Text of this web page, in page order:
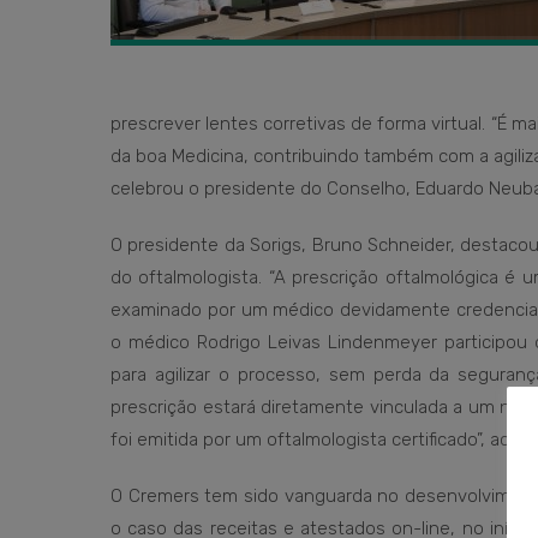
prescrever lentes corretivas de forma virtual. “É
da boa Medicina, contribuindo também com a
celebrou o presidente do Conselho, Eduardo
O presidente da Sorigs, Bruno Schneider,
do oftalmologista. “A prescrição oftalmológica
examinado por um médico devidamente
o médico Rodrigo Leivas Lindenmeyer
para agilizar o processo, sem perda da
prescrição estará diretamente vinculada a um
foi emitida por um oftalmologista certificado”,
O Cremers tem sido vanguarda no
o caso das receitas e atestados on-line, no